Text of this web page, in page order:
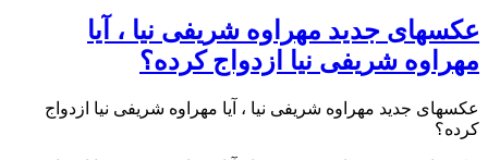
عکسهای جدید مهراوه شریفی نیا ، آیا
مهراوه شریفی نیا ازدواج کرده؟
عکسهای جدید مهراوه شریفی نیا ، آیا مهراوه شریفی نیا ازدواج
کرده؟